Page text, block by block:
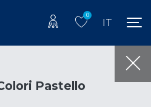
0
IT
Pastello